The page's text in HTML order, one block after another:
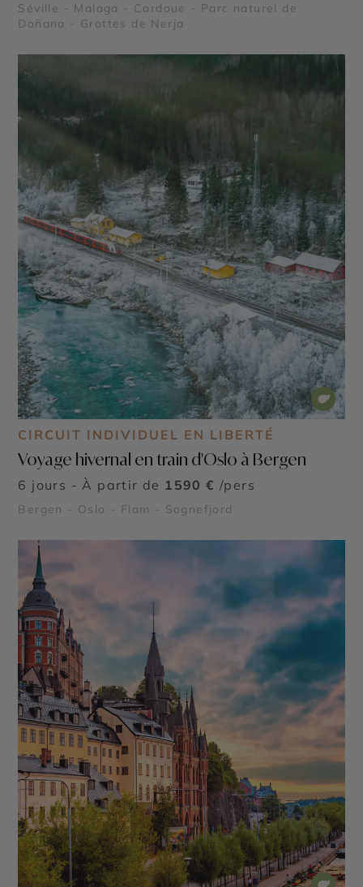
Séville - Malaga - Cordoue - Parc naturel de
Doñana - Grottes de Nerja
CIRCUIT INDIVIDUEL EN LIBERTÉ
Voyage hivernal en train d'Oslo à Bergen
6 jours - À partir de 1590 € /pers
Bergen - Oslo - Flam - Sognefjord